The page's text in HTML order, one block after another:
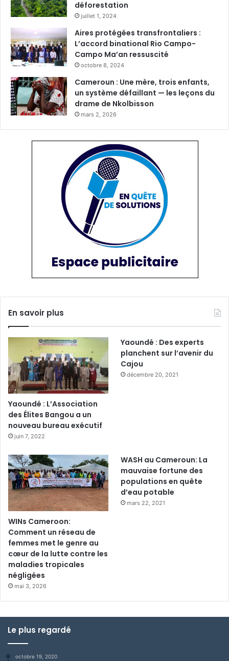
déforestation
juillet 1, 2024
Aires protégées transfrontaliers :
L’accord binational Rio Campo-
Campo Ma’an ressuscité
octobre 8, 2024
Cameroun : Une mère, trois enfants,
un système défaillant — les leçons du
drame de Nkolbisson
mars 2, 2026
En savoir plus
Yaoundé : L’Association
des Élites Bangou a un
nouveau bureau exécutif
juin 7, 2022
Yaoundé : Des experts
planchent sur l’avenir du
Cajou
décembre 20, 2021
WINs Cameroon:
Comment un réseau de
femmes met le genre au
cœur de la lutte contre les
maladies tropicales
négligées
mai 3, 2026
WASH au Cameroun: La
mauvaise fortune des
populations en quête
d’eau potable
mars 22, 2021
Le plus regardé
octobre 19, 2020